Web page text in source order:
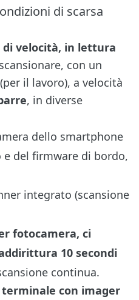
di scarsa
di velocità, in lettura
con un
il lavoro), a velocità
, in diverse
dello smartphone
e del firmware di bordo,
integrato (scansione
fotocamera, ci
10 secondi
continua.
terminale con imager